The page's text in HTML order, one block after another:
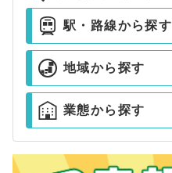
駅・路線から探す
地域から探す
業態から探す